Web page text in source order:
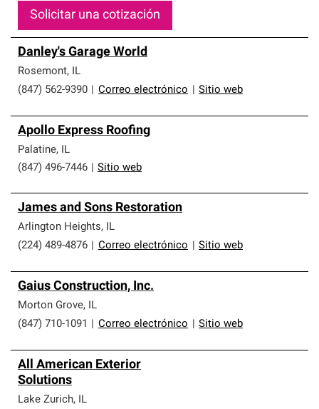
Solicitar una cotización
Danley's Garage World
Rosemont, IL
(847) 562-9390
Correo electrónico Sitio web
Apollo Express Roofing
Palatine, IL
(847) 496-7446
Sitio web
James and Sons Restoration
Arlington Heights, IL
(224) 489-4876
Correo electrónico Sitio web
Gaius Construction, Inc.
Morton Grove, IL
(847) 710-1091
Correo electrónico Sitio web
All American Exterior
Solutions
Lake Zurich, IL